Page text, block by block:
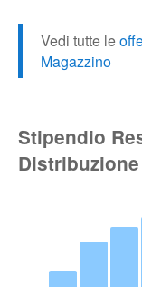
Vedi tutte le
Magazzino
Stipendio
Distribuzione